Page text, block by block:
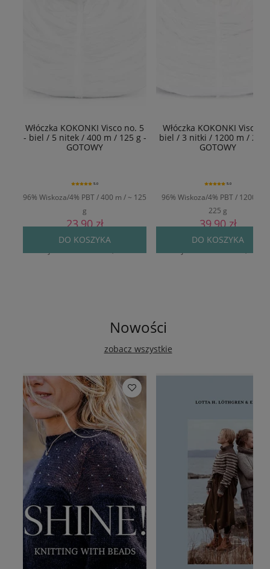
Włóczka KOKONKI Visco no. 5
- biel / 5 nitek / 400 m / 125 g -
GOTOWY
96% Wiskoza/4% PBT / 400 m / ~ 125
g
5.0
23,90 zł
Cena regularna:29,90 zł
DO KOSZYKA
Włóczka KOKONKI
biel / 3 nitki / 1200 m /
GOTOWY
96% Wiskoza/4% PBT / 1200 m /
225 g
5.0
39,90 zł
Cena regularna:49,90 zł
DO KOSZYKA
Nowości
zobacz wszystkie